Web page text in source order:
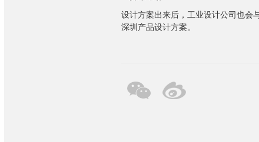
设计方案出来后，工业设计公司也会
深圳产品设计方案。